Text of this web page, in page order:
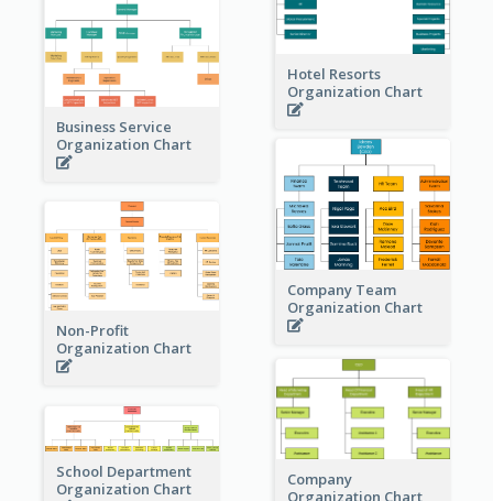
Hotel Resorts
Organization Chart
Business Service
Organization Chart
Company Team
Organization Chart
Non-Profit
Organization Chart
Company
Organization Chart
School Department
Organization Chart